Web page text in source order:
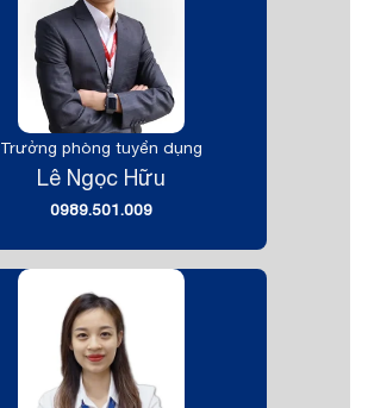
Trưởng phòng tuyển dụng
Lê Ngọc Hữu
0989.501.009